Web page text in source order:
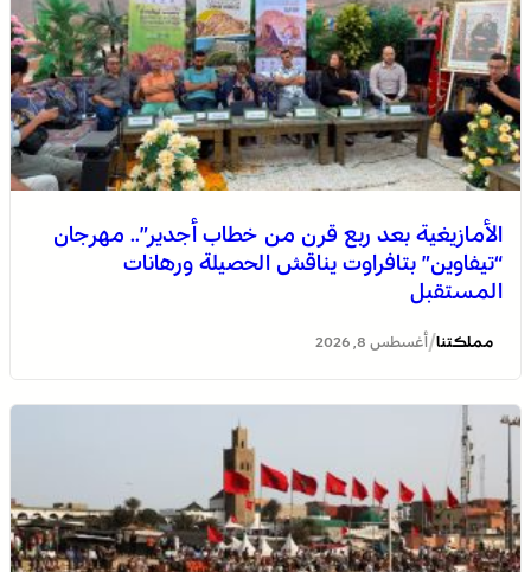
الأمازيغية بعد ربع قرن من خطاب أجدير”.. مهرجان
“تيفاوين” بتافراوت يناقش الحصيلة ورهانات
المستقبل
مملكتنا/أغسطس 8, 2026